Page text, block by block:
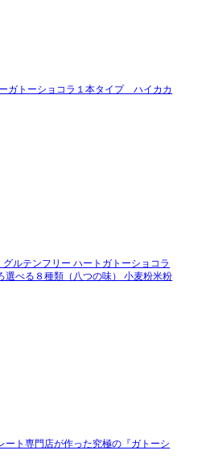
ガトーショコラ１本タイプ ハイカカ
テンフリー ハートガトーショコラ
べる８種類（八つの味） 小麦粉米粉
ト専門店が作った究極の『ガトーシ